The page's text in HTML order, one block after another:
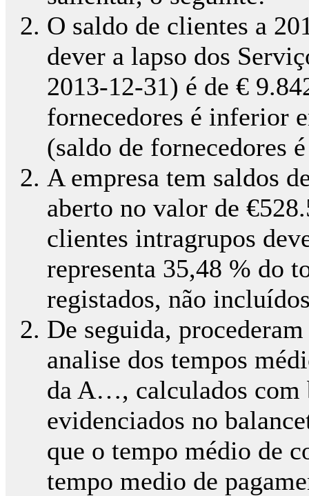
O saldo de clientes a
dever a lapso dos
2013-12-31) é de €
fornecedores é inferior
(saldo de fornecedores
A empresa tem saldos
aberto no valor de
clientes intragrupos
representa 35,48 % do
registados, não
De seguida,
analise dos tempos
da A…, calculados com
evidenciados no
que o tempo médio de
tempo medio de